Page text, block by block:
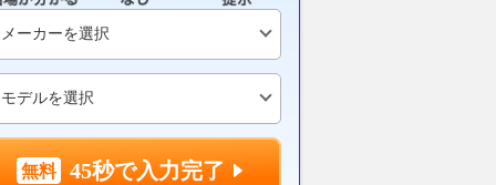
45秒で入力完了